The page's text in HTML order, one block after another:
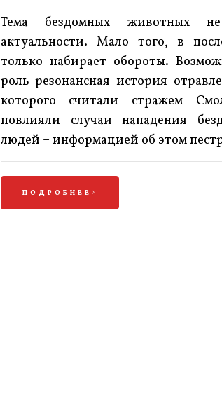
Тема бездомных животных
актуальности. Мало того, в
только набирает обороты.
роль резонансная история
которого считали стражем
повлияли случаи нападения
людей – информацией об этом
ПОДРОБНЕЕ